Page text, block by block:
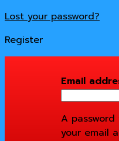
Lost your password?
Register
Email
A
your email